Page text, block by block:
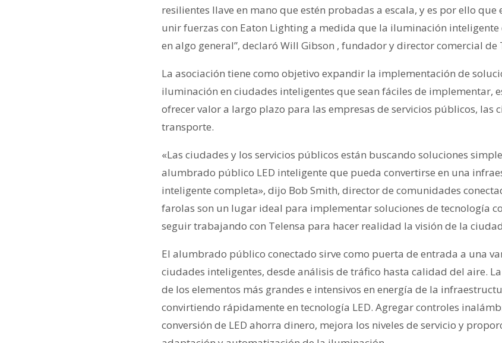
resilientes llave en mano que estén probadas a escala, y es por ello que
unir fuerzas con Eaton Lighting a medida que la iluminación inteligente
en algo general”, declaró Will Gibson , fundador y director comercial de
La asociación tiene como objetivo expandir la implementación de
iluminación en ciudades inteligentes que sean fáciles de implementar,
ofrecer valor a largo plazo para las empresas de servicios públicos, las
transporte.
«Las ciudades y los servicios públicos están buscando soluciones
alumbrado público LED inteligente que pueda convertirse en una
inteligente completa», dijo Bob Smith, director de comunidades
farolas son un lugar ideal para implementar soluciones de tecnología
seguir trabajando con Telensa para hacer realidad la visión de la
El alumbrado público conectado sirve como puerta de entrada a una
ciudades inteligentes, desde análisis de tráfico hasta calidad del aire.
de los elementos más grandes e intensivos en energía de la
convirtiendo rápidamente en tecnología LED. Agregar controles
conversión de LED ahorra dinero, mejora los niveles de servicio y